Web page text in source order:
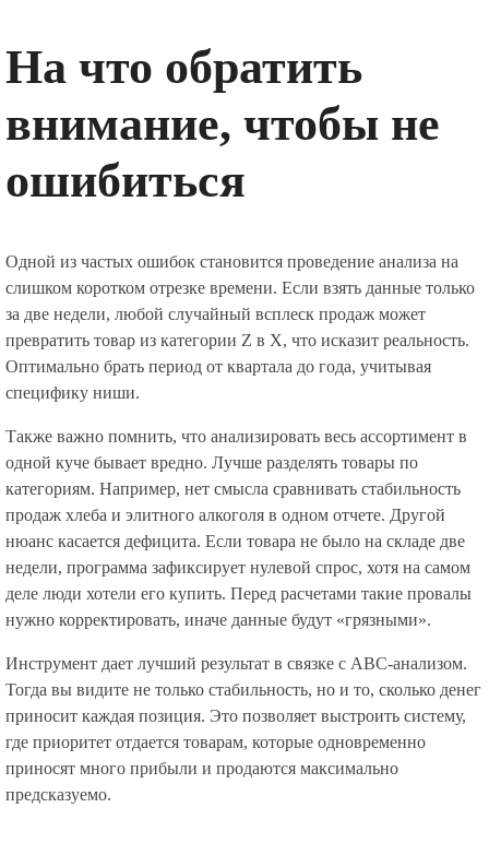
На что обратить
внимание, чтобы не
ошибиться
Одной из частых ошибок становится проведение анализа на
слишком коротком отрезке времени. Если взять данные только
за две недели, любой случайный всплеск продаж может
превратить товар из категории Z в X, что исказит реальность.
Оптимально брать период от квартала до года, учитывая
специфику ниши.
Также важно помнить, что анализировать весь ассортимент в
одной куче бывает вредно. Лучше разделять товары по
категориям. Например, нет смысла сравнивать стабильность
продаж хлеба и элитного алкоголя в одном отчете. Другой
нюанс касается дефицита. Если товара не было на складе две
недели, программа зафиксирует нулевой спрос, хотя на самом
деле люди хотели его купить. Перед расчетами такие провалы
нужно корректировать, иначе данные будут «грязными».
Инструмент дает лучший результат в связке с ABC-анализом.
Тогда вы видите не только стабильность, но и то, сколько денег
приносит каждая позиция. Это позволяет выстроить систему,
где приоритет отдается товарам, которые одновременно
приносят много прибыли и продаются максимально
предсказуемо.